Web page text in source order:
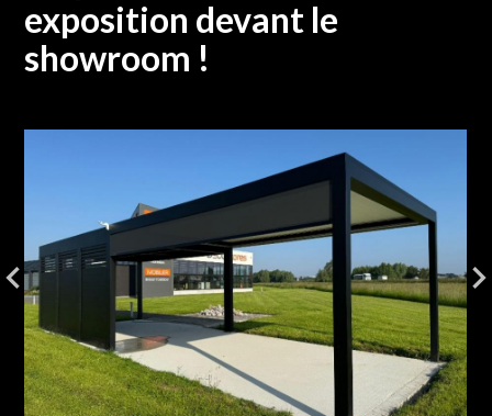
exposition devant le
showroom !